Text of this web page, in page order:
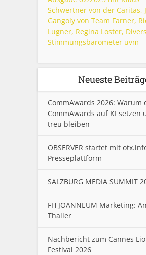
Schwertner von der Caritas,
Gangoly von Team Farner,
Lugner, Regina Loster,
Stimmungsbarometer uvm
Neueste
CommAwards 2026: Warum
CommAwards auf KI setzen
treu bleiben
OBSERVER startet mit
Presseplattform
SALZBURG MEDIA SUMMIT
FH JOANNEUM Marketing:
Thaller
Nachbericht zum Cannes
Festival 2026